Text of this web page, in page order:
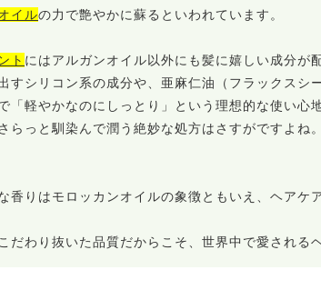
イルの力で艶やかに蘇るといわれています。
ト にはアルガンオイル以外にも髪に嬉しい成分が
すシリコン系の成分や、亜麻仁油（フラックスシ
「軽やかなのにしっとり」という理想的な使い心
らっと馴染んで潤う絶妙な処方はさすがですよね。
香りはモロッカンオイルの象徴ともいえ、ヘアケ
だわり抜いた品質だからこそ、世界中で愛される